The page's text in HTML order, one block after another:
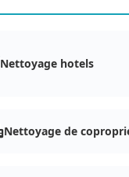
Nettoyage hotels
Nettoyage de